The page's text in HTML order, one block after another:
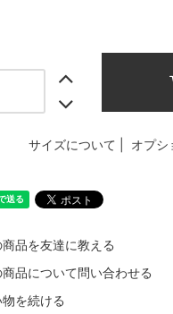
サイズについて オプシ
商品を友達に教える
商品について問い合わせる
物を続ける